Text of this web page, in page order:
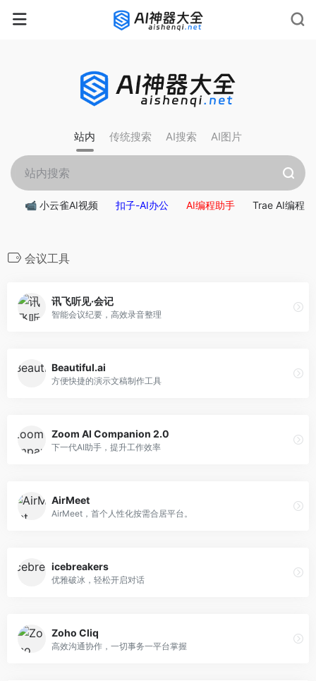
rnrn rnrn rnrn
站内 传统搜索 AI搜索 AI图片
📹 小云雀AI视频 扣子-AI办公 AI编程助手 Trae AI编程
会议工具
讯飞听见·会记
智能会议纪要，高效录音整理
Beautiful.ai
方便快捷的演示文稿制作工具
Zoom AI Companion 2.0
下一代AI助手，提升工作效率
AirMeet
AirMeet，首个人性化按需合居平台。
icebreakers
优雅破冰，轻松开启对话
Zoho Cliq
高效沟通协作，一切事务一平台掌握